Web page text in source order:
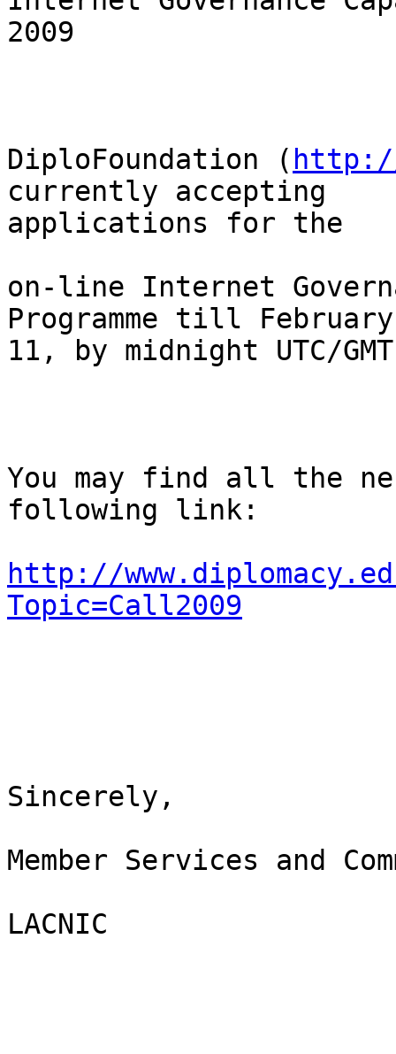
2009
DiploFoundation ( http://
currently accepting
applications for the
on-line Internet
Programme till
11, by midnight UTC/
You may find all the
following link:
http://
Topic=Call2009
Sincerely,
Member Services and
LACNIC